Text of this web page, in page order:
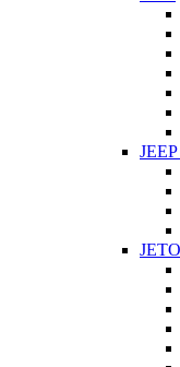
JEEP